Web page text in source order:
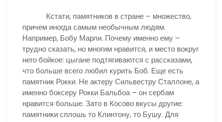
Кстати, памятников в стране – множество,
причем иногда самым необычным людям.
Например, Бобу Марли. Почему именно ему –
трудно сказать, но многим нравится, и место вокруг
него бойкое: цыгане подтягиваются с рассказами,
что больше всего любил курить Боб. Еще есть
памятник Рокки. Не актеру Сильвестру Сталлоне, а
именно боксеру Рокки Бальбоа – он сербам
нравится больше. Зато в Косово вкусы другие:
памятники сплошь то Клинтону, то Бушу. Для